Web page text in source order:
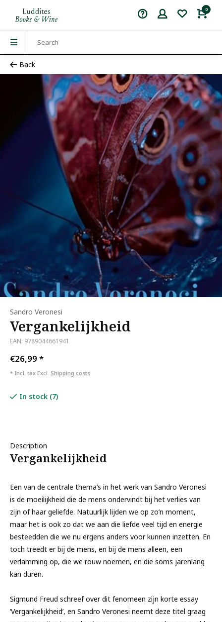
0
Back
Sandro Veronesi
Vergankelijkheid
EAN: 9789044661941
€26,99*
* Incl. tax Excl. Shipping costs
In stock (7)
Description
Vergankelijkheid
Een van de centrale thema’s in het werk van Sandro Veronesi
is de moeilijkheid die de mens ondervindt bij het verlies van
zijn of haar geliefde. Natuurlijk lijden we op zo’n moment,
maar het is ook zo dat we aan die liefde veel tijd en energie
besteedden die we nu ergens anders voor kunnen inzetten. En
toch treedt er bij de mens, en bij de mens alleen, een
verlamming op, die we rouw noemen, en die soms jarenlang
kan duren.
Sigmund Freud schreef over dit fenomeen zijn korte essay
‘Vergankelijkheid’, en Sandro Veronesi neemt deze titel graag